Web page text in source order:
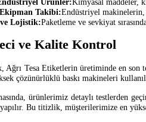
Takibi:Endüstriyel makinelerin,
Lojistik:Paketleme ve sevkiyat
ve Kalite Kontrol
Ağrı Tesa Etiketlerin üretiminde en son
çözünürlüklü baskı makineleri
ürünlerimiz detaylı testlerden
Bu titizlik, müşterilerimize en